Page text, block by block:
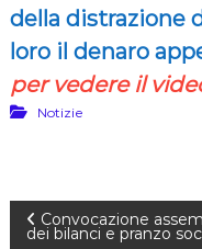
della distrazione
loro il denaro
per vedere il
Notizie
N Convocazione
dei bilanci e pranzo